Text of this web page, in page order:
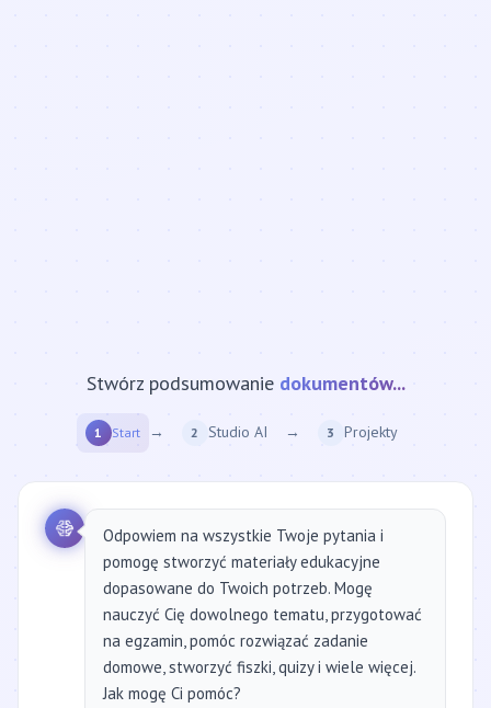
Stwórz podsumowanie strony internetowej...
1 Start → 2 Studio AI → 3 Projekty
Odpowiem na wszystkie Twoje pytania i
pomogę stworzyć materiały edukacyjne
dopasowane do Twoich potrzeb. Mogę
nauczyć Cię dowolnego tematu, przygotować
na egzamin, pomóc rozwiązać zadanie
domowe, stworzyć fiszki, quizy i wiele więcej.
Jak mogę Ci pomóc?